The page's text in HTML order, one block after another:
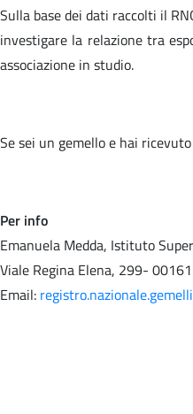
Sulla base dei dati raccolti il
investigare la relazione tra
associazione in studio.
Se sei un gemello e hai
Per info
Emanuela Medda, Istituto
Viale Regina Elena, 299-
Email: